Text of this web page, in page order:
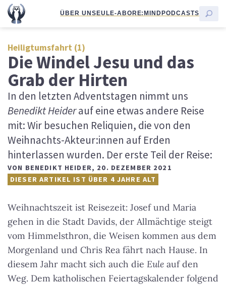
ÜBER UNSEULE-ABORE:MINDPODCASTS
Heiligtumsfahrt (1)
Die Windel Jesu und das
Grab der Hirten
In den letzten Adventstagen nimmt uns
Benedikt Heiderauf eine etwas andere Reise
mit: Wir besuchen Reliquien, die von den
Weihnachts-Akteur:innen auf Erden
hinterlassen wurden. Der erste Teil der Reise:
VON BENEDIKT HEIDER, 20. DEZEMBER 2021
DIESER ARTIKEL IST ÜBER 4 JAHRE ALT
Weihnachtszeit ist Reisezeit: Josef und Maria
gehen in die Stadt Davids, der Allmächtige steigt
vom Himmelsthron, die Weisen kommen aus dem
Morgenland und Chris Rea fährt nach Hause. In
diesem Jahr macht sich auch die Eule auf den
Weg. Dem katholischen Feiertagskalender folgend